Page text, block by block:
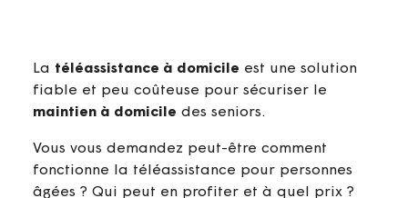
La téléassistance à domicile est une solution
fiable et peu coûteuse pour sécuriser le
maintien à domicile des seniors.
Vous vous demandez peut-être comment
fonctionne la téléassistance pour personnes
âgées ? Qui peut en profiter et à quel prix ?